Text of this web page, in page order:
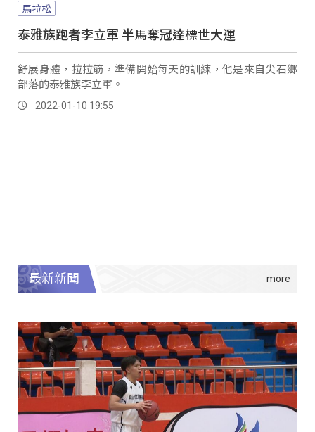
馬拉松
泰雅族跑者李立軍 半馬奪冠達標世大運
舒展身體，拉拉筋，準備開始每天的訓練，他是來自尖石鄉
部落的泰雅族李立軍。
2022-01-10 19:55
最新新聞